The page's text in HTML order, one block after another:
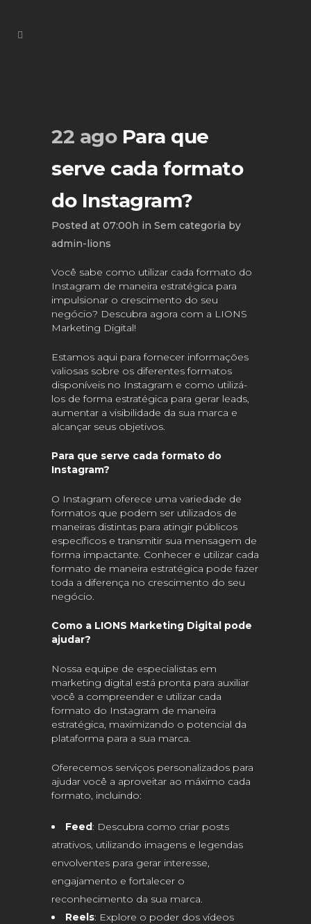
22 agoPara que
serve cada formato
do Instagram?
Posted at 07:00h in Sem categoria by
admin-lions
Você sabe como utilizar cada formato do
Instagram de maneira estratégica para
impulsionar o crescimento do seu
negócio? Descubra agora com a LIONS
Marketing Digital!
Estamos aqui para fornecer informações
valiosas sobre os diferentes formatos
disponíveis no Instagram e como utilizá-
los de forma estratégica para gerar leads,
aumentar a visibilidade da sua marca e
alcançar seus objetivos.
Para que serve cada formato do
Instagram?
O Instagram oferece uma variedade de
formatos que podem ser utilizados de
maneiras distintas para atingir públicos
específicos e transmitir sua mensagem de
forma impactante. Conhecer e utilizar cada
formato de maneira estratégica pode fazer
toda a diferença no crescimento do seu
negócio.
Como a LIONS Marketing Digital pode
ajudar?
Nossa equipe de especialistas em
marketing digital está pronta para auxiliar
você a compreender e utilizar cada
formato do Instagram de maneira
estratégica, maximizando o potencial da
plataforma para a sua marca.
Oferecemos serviços personalizados para
ajudar você a aproveitar ao máximo cada
formato, incluindo:
Feed: Descubra como criar posts
atrativos, utilizando imagens e legendas
envolventes para gerar interesse,
engajamento e fortalecer o
reconhecimento da sua marca.
Reels: Explore o poder dos vídeos